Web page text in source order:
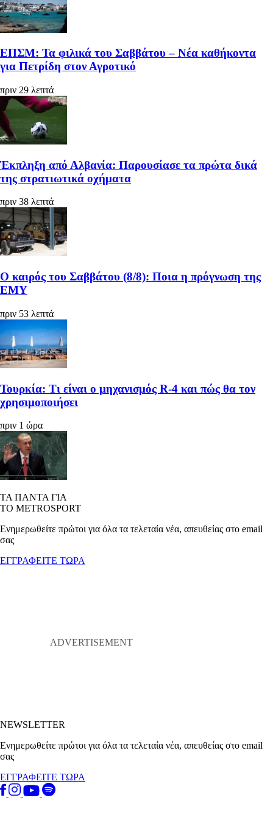
ΕΠΣΜ: Τα φιλικά του Σαββάτου – Νέα καθήκοντα
για Πετρίδη στον Αγροτικό
πριν 29 λεπτά
Έκπληξη από Αλβανία: Παρουσίασε τα πρώτα δικά
της στρατιωτικά οχήματα
πριν 38 λεπτά
Ο καιρός του Σαββάτου (8/8): Ποια η πρόγνωση της
ΕΜΥ
πριν 53 λεπτά
Τουρκία: Τι είναι ο μηχανισμός R-4 και πώς θα τον
χρησιμοποιήσει
πριν 1 ώρα
ΤΑ ΠΑΝΤΑ ΓΙΑ
ΤΟ METROSPORT
Ενημερωθείτε πρώτοι για όλα τα τελεταία νέα, απευθείας στο email
σας
ΕΓΓΡΑΦΕΙΤΕ ΤΩΡΑ
NEWSLETTER
Ενημερωθείτε πρώτοι για όλα τα τελεταία νέα, απευθείας στο email
σας
ΕΓΓΡΑΦΕΙΤΕ ΤΩΡΑ